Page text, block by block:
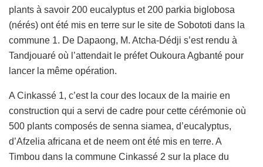
plants à savoir 200 eucalyptus et 200 parkia biglobosa
(nérés) ont été mis en terre sur le site de Sobototi dans la
commune 1. De Dapaong, M. Atcha-Dédji s’est rendu à
Tandjouaré où l’attendait le préfet Oukoura Agbanté pour
lancer la même opération.
A Cinkassé 1, c’est la cour des locaux de la mairie en
construction qui a servi de cadre pour cette cérémonie où
500 plants composés de senna siamea, d’eucalyptus,
d’Afzelia africana et de neem ont été mis en terre. A
Timbou dans la commune Cinkassé 2 sur la place du